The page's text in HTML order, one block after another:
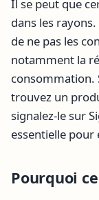
Il se peut que
dans les
de ne pas les
notamment la
consommation.
trouvez un
signalez-le sur
essentielle
Pourquoi